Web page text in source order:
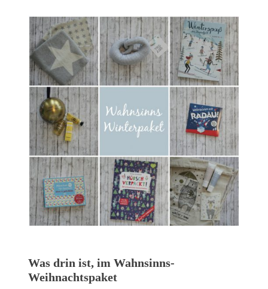
Was drin ist, im Wahnsinns-
Weihnachtspaket